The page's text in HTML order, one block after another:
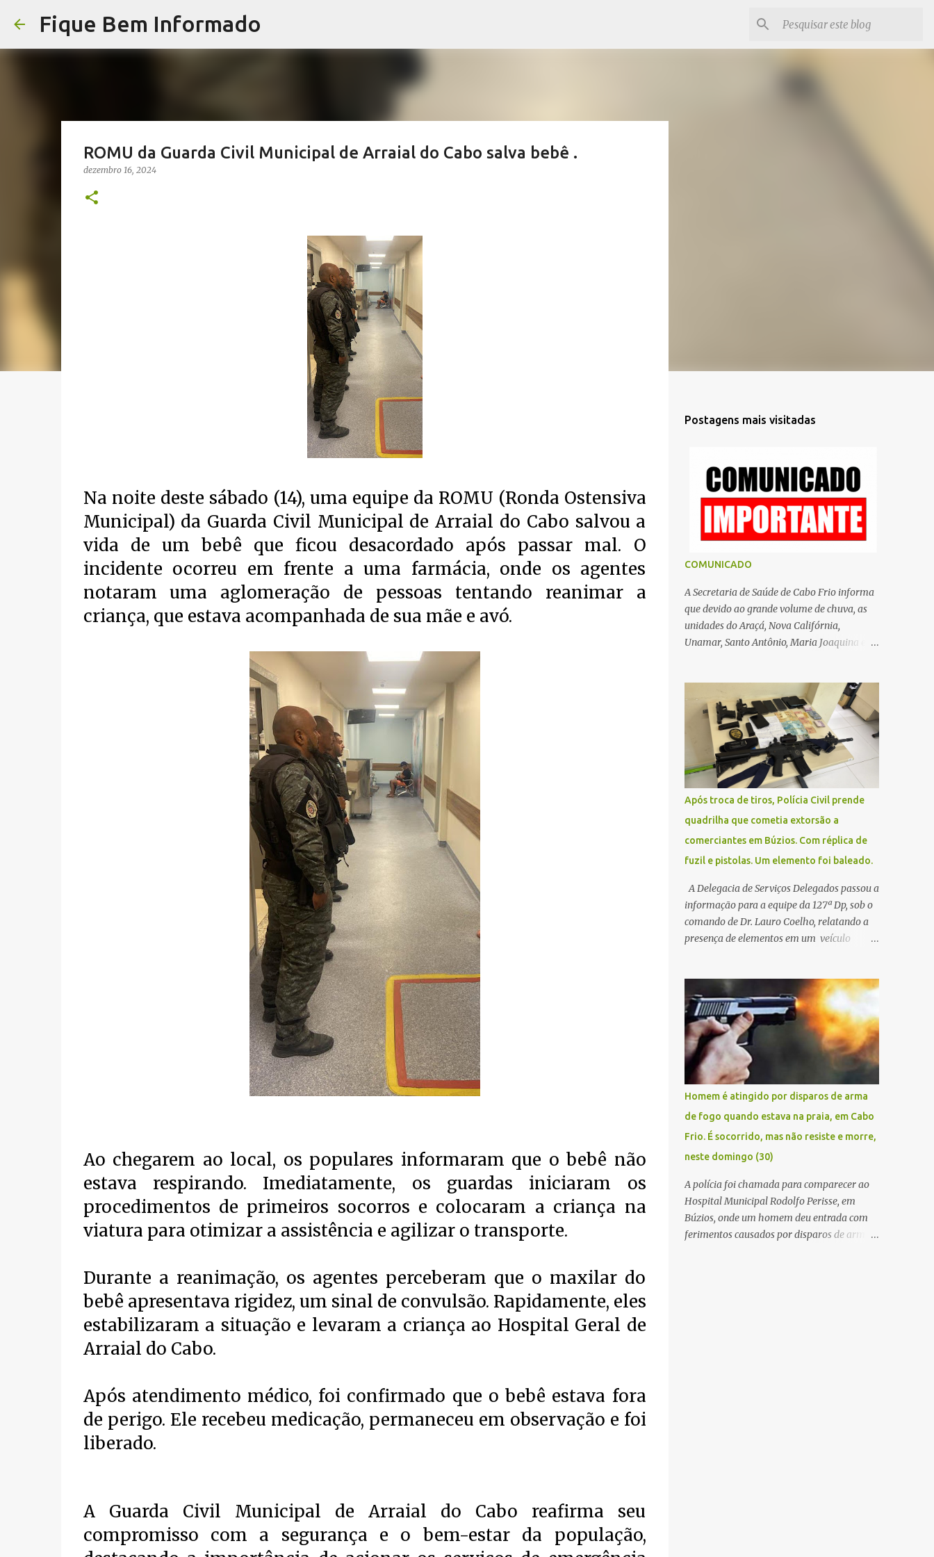
Fique Bem Informado
ROMU da Guarda Civil Municipal de Arraial do Cabo salva bebê .
dezembro 16, 2024
Na noite deste sábado (14), uma equipe da ROMU (Ronda Ostensiva
Municipal) da Guarda Civil Municipal de Arraial do Cabo salvou a
vida de um bebê que ficou desacordado após passar mal. O
incidente ocorreu em frente a uma farmácia, onde os agentes
notaram uma aglomeração de pessoas tentando reanimar a
criança, que estava acompanhada de sua mãe e avó.
Ao chegarem ao local, os populares informaram que o bebê não
estava respirando. Imediatamente, os guardas iniciaram os
procedimentos de primeiros socorros e colocaram a criança na
viatura para otimizar a assistência e agilizar o transporte.
Durante a reanimação, os agentes perceberam que o maxilar do
bebê apresentava rigidez, um sinal de convulsão. Rapidamente, eles
estabilizaram a situação e levaram a criança ao Hospital Geral de
Arraial do Cabo.
Após atendimento médico, foi confirmado que o bebê estava fora
de perigo. Ele recebeu medicação, permaneceu em observação e foi
liberado.
A Guarda Civil Municipal de Arraial do Cabo reafirma seu
compromisso com a segurança e o bem-estar da população,
Postagens mais visitadas
COMUNICADO
A Secretaria de Saúde de Cabo Frio informa
que devido ao grande volume de chuva, as
unidades do Araçá, Nova Califórnia,
Unamar, Santo Antônio, Maria Joaquina e
dia serão remarcadas; a orientação é que os
pacientes procurem as unidades na
segunda-feira (2) para saberem o dia da
remarcação. Contamos com a compreensão
de toda população, pois se trata de uma
situação climática que foge ao controle da
administração pública.
Após troca de tiros, Polícia Civil prende
quadrilha que cometia extorsão a
comerciantes em Búzios. Com réplica de
fuzil e pistolas. Um elemento foi baleado.
A Delegacia de Serviços Delegados passou a
informação para a equipe da 127ª Dp, sob o
comando de Dr. Lauro Coelho, relatando a
presença de elementos em um veículo
Búzios, na manhã de sexta feira (05). De
posse da placa do carro, a equipe da Civil
conseguiu aborda los na Estrada de Guriri
quanto tentavam fugir da cidade Buziana.
Um dos detidos é policial civil e este foi
baleado na perna na troca de tiros . Na
ocorrência, três armas, pistolas e uma
réplica de fuzil, foram apreendidas. O
homem baleado foi identificado como
Claudio Bastos, conhecido no meio político.
Homem é atingido por disparos de arma
de fogo quando estava na praia, em Cabo
Frio. É socorrido, mas não resiste e morre,
neste domingo (30)
A polícia foi chamada para comparecer ao
Hospital Municipal Rodolfo Perisse, em
Búzios, onde um homem deu entrada com
ferimentos causados por disparos de arma